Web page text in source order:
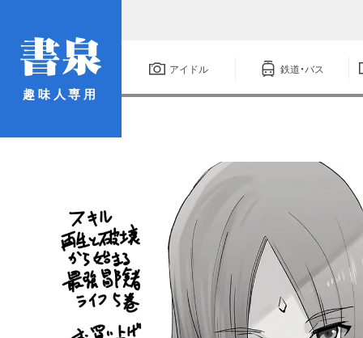
趣味人専用
アイドル 鉄道・バス